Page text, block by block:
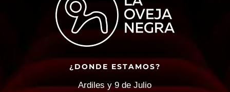
¿DONDE ESTAMOS?
Ardiles y 9 de Julio